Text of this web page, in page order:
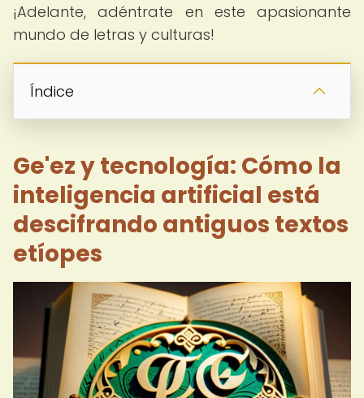
¡Adelante, adéntrate en este apasionante
mundo de letras y culturas!
Índice
Ge'ez y tecnología: Cómo la
inteligencia artificial está
descifrando antiguos textos
etíopes